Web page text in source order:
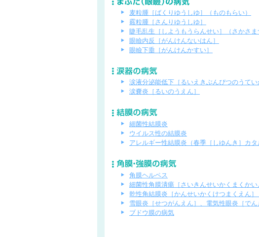
麦粒腫［ばくりゆうしゆ］（ものもらい）
霰粒腫［さんりゆうしゆ］
睫毛乱生［しようもうらんせい］（さかさま
眼瞼内反［がんけんないはん］
眼瞼下垂［がんけんかすい］
涙液分泌能低下［るいえきぶんぴつのうてい
涙嚢炎［るいのうえん］
細菌性結膜炎
ウイルス性の結膜炎
アレルギー性結膜炎（春季［しゆんき］カタ
角膜ヘルペス
細菌性角膜潰瘍［さいきんせいかくまくかい
乾性角結膜炎［かんせいかくけつまくえん］
雪眼炎［せつがんえん］、電気性眼炎［でん
ブドウ膜の病気